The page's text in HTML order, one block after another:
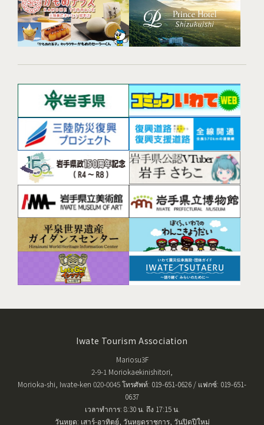
Iwate Tourism Association
Mariosu3F
2-9-1 Moriokaekinishitori,
Morioka-shi, Iwate-ken 020-0045 โทรศัพท์: 019-651-0626 / แฟกซ์: 019-651-
0637
เวลาทำการ: 8:30 น. ถึง 17:15 น.
วันหยุด: เสาร์-อาทิตย์, วันหยุดราชการ, วันปิดปีใหม่